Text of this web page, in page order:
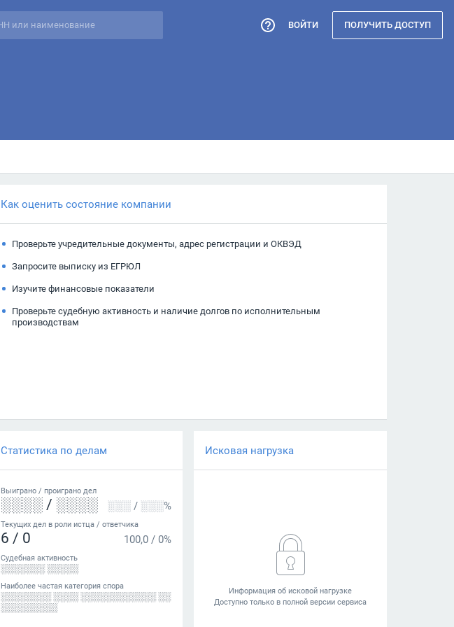
ВОЙТИ ПОЛУЧИТЬ ДОСТУП
Как оценить состояние компании
Проверьте учредительные документы, адрес регистрации и ОКВЭД
Запросите выписку из ЕГРЮЛ
Изучите финансовые показатели
Проверьте судебную активность и наличие долгов по исполнительным
производствам
Статистика по делам
Выиграно / проиграно дел
░░░░ / ░░░░ ░░░ / ░░░%
Текущих дел в роли истца / ответчика
6 / 0 100,0 / 0%
Судебная активность
░░░░░░░ ░░░░░
Наиболее частая категория спора
░░░░░░░░ ░░░░ ░░░░░░░░░░░░ ░░
░░░░░░░░░
Исковая нагрузка